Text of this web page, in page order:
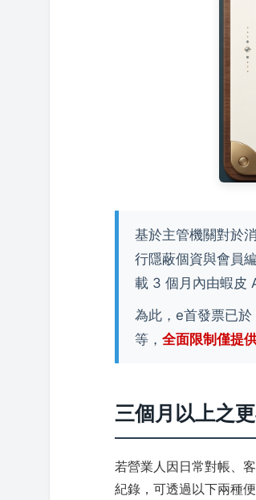
基於主管機關對於
行隱蔽個資與會員
載 3 個月內由蝦皮
為此，e首發票已於
等，全面限制僅提
三個月以上之
若營業人因日常對帳、
紀錄，可透過以下兩種